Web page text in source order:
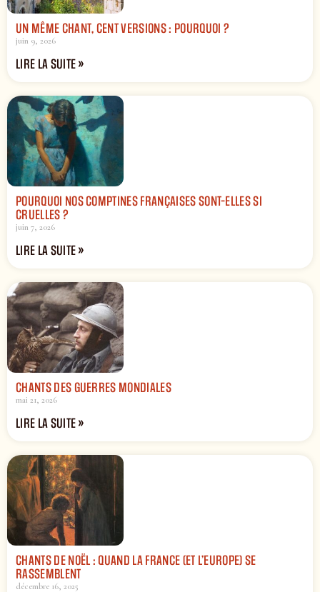
UN MÊME CHANT, CENT VERSIONS : POURQUOI ?
juin 9, 2026
LIRE LA SUITE »
POURQUOI NOS COMPTINES FRANÇAISES SONT-ELLES SI
CRUELLES ?
juin 7, 2026
LIRE LA SUITE »
CHANTS DES GUERRES MONDIALES
mai 21, 2026
LIRE LA SUITE »
CHANTS DE NOËL : QUAND LA FRANCE (ET L’EUROPE) SE
RASSEMBLENT
décembre 16, 2025